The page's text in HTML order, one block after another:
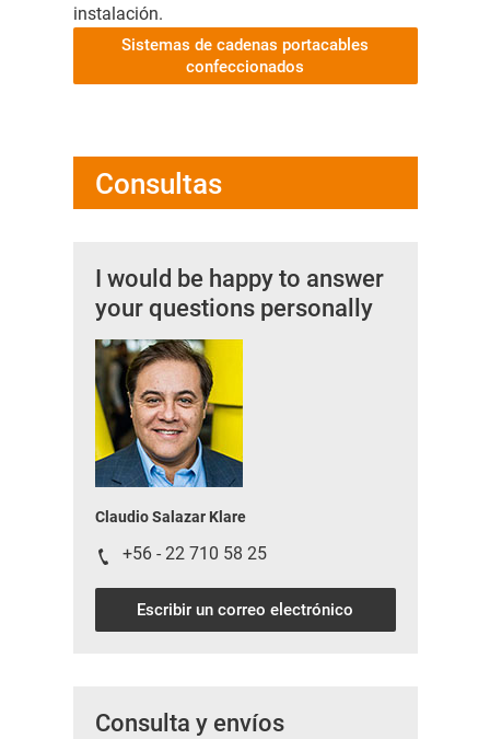
instalación.
Sistemas de cadenas portacables
confeccionados
Consultas
I would be happy to answer
your questions personally
Claudio Salazar Klare
+56 - 22 710 58 25
Escribir un correo electrónico
Consulta y envíos